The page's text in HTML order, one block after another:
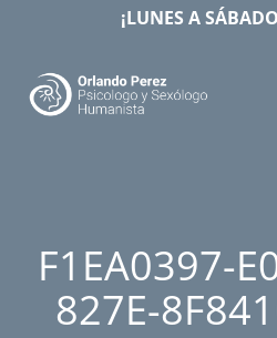
content
¡LUNES A
F1EA0397-
827E-